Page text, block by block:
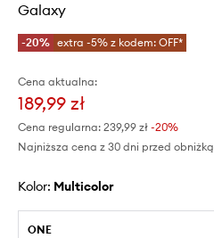
Galaxy
-20% extra -5% z kodem: OFF*
Cena aktualna:
189,99 zł
Cena regularna: 239,99 zł -20%
Najniższa cena z 30 dni przed
Kolor: multicolor
ONE